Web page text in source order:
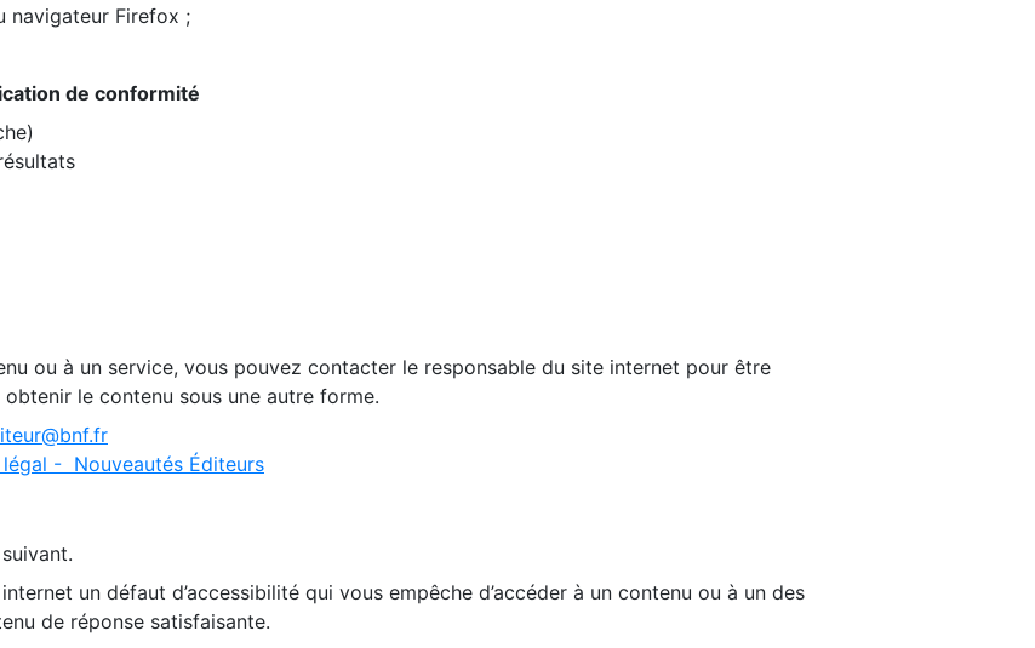
navigateur Firefox ;
de conformité
ou à un service, vous pouvez contacter le responsable du site internet pour être
le contenu sous une autre forme.
- Nouveautés Éditeurs
un défaut d’accessibilité qui vous empêche d’accéder à un contenu ou à un des
de réponse satisfaisante.